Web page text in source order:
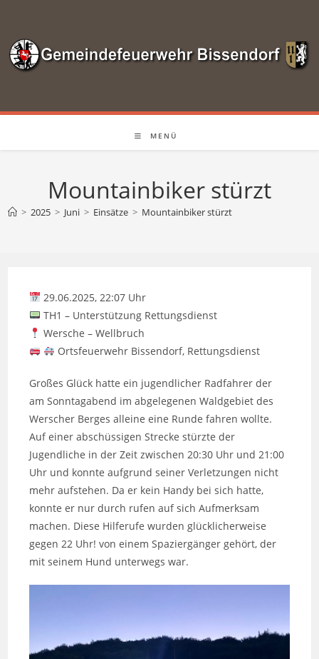
springen
MENÜ
Mountainbiker stürzt
> 2025 > Juni > Einsätze > Mountainbiker stürzt
29.06.2025, 22:07 Uhr
TH1 – Unterstützung Rettungsdienst
Wersche – Wellbruch
Ortsfeuerwehr Bissendorf, Rettungsdienst
Großes Glück hatte ein jugendlicher Radfahrer der
am Sonntagabend im abgelegenen Waldgebiet des
Werscher Berges alleine eine Runde fahren wollte.
Auf einer abschüssigen Strecke stürzte der
Jugendliche in der Zeit zwischen 20:30 Uhr und 21:00
Uhr und konnte aufgrund seiner Verletzungen nicht
mehr aufstehen. Da er kein Handy bei sich hatte,
konnte er nur durch rufen auf sich Aufmerksam
machen. Diese Hilferufe wurden glücklicherweise
gegen 22 Uhr! von einem Spaziergänger gehört, der
mit seinem Hund unterwegs war.